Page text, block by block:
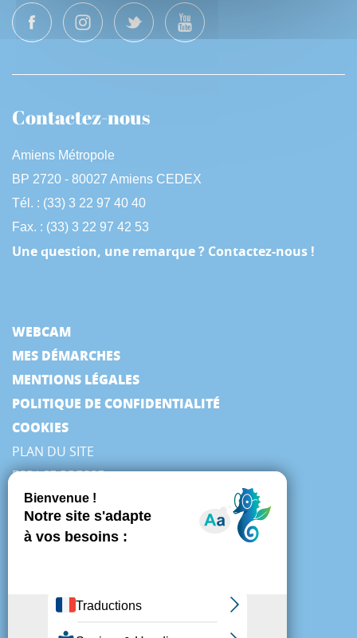
Contactez-nous
Amiens Métropole
BP 2720 - 80027 Amiens CEDEX
Tél. : (33) 3 22 97 40 40
Fax. : (33) 3 22 97 42 53
Une question, une remarque ? Contactez-nous !
WEBCAM
MES DÉMARCHES
MENTIONS LÉGALES
POLITIQUE DE CONFIDENTIALITÉ
COOKIES
PLAN DU SITE
ESPACE PRESSE